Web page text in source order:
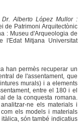
Alberto López Mullor :
de Patrimoni Arquitectònic
: Museu d'Arqueologia de
l'Edat Mitjana Universitat
han permès recuperar un
de l'assentament, que
murals) i a elements
entre el 180 i el
de la conquesta romana.
ne els materials i
els models i materials
són també indicatius